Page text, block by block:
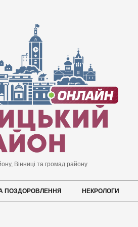
Вінниці та громад району
ПОЗДОРОВЛЕННЯ НЕКРОЛОГИ